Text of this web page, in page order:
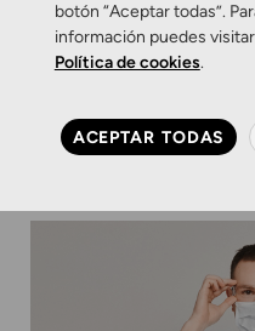
Consejos Lentes de
Higiene
28 DE MAYO DE 2020
0
botón “Aceptar todas”.
información puedes
Política de cookies.
ACEPTAR TODAS